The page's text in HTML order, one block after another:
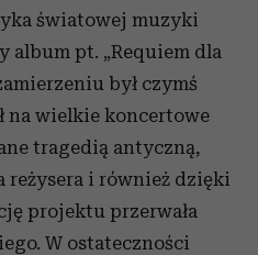
światowej muzyki
album pt. „Requiem dla
był czymś
na wielkie koncertowe
tragedią antyczną,
reżysera i również dzięki
projektu przerwała
W ostateczności